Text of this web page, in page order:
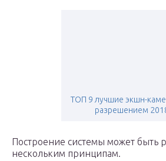
ТОП 9 лучшие экшн-
разрешением
Построение системы может быть
нескольким принципам.